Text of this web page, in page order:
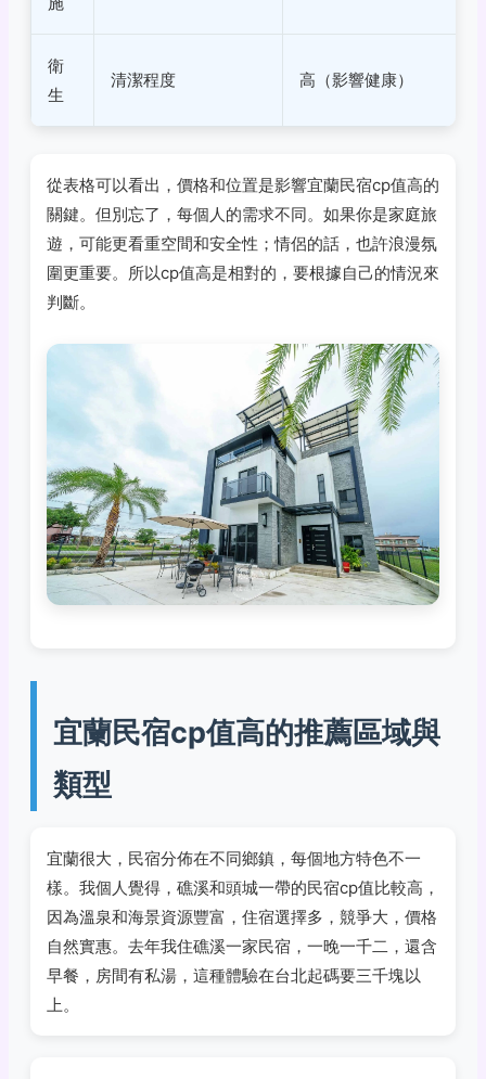
衛
生
清潔程度 高（影響健康）
從表格可以看出，價格和位置是影響宜蘭民宿cp值高的
關鍵。但別忘了，每個人的需求不同。如果你是家庭旅
遊，可能更看重空間和安全性；情侶的話，也許浪漫氛
圍更重要。所以cp值高是相對的，要根據自己的情況來
判斷。
宜蘭民宿cp值高的推薦區域與
類型
宜蘭很大，民宿分佈在不同鄉鎮，每個地方特色不一
樣。我個人覺得，礁溪和頭城一帶的民宿cp值比較高，
因為溫泉和海景資源豐富，住宿選擇多，競爭大，價格
自然實惠。去年我住礁溪一家民宿，一晚一千二，還含
早餐，房間有私湯，這種體驗在台北起碼要三千塊以
上。